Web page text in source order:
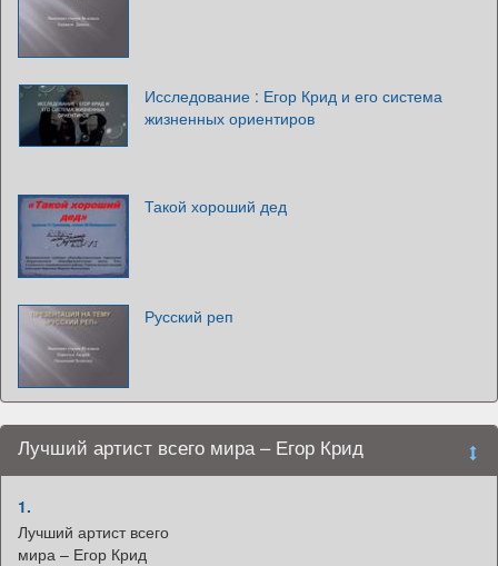
Исследование : Егор Крид и его система
жизненных ориентиров
Такой хороший дед
Русский реп
Лучший артист всего мира – Егор Крид
1.
Лучший артист всего
мира – Егор Крид